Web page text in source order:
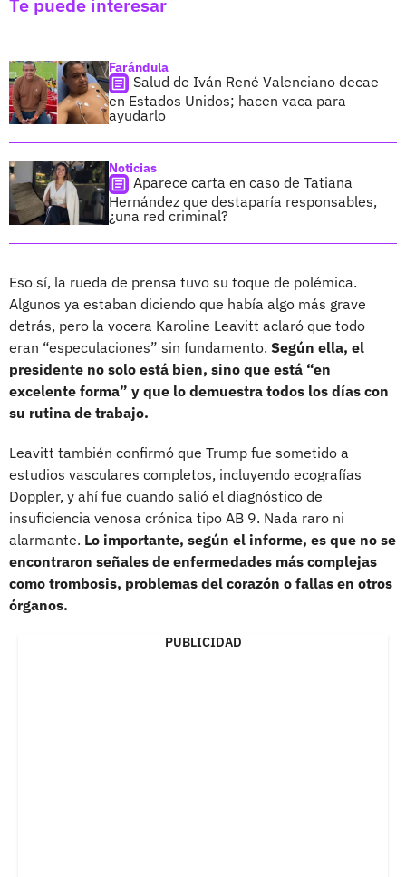
Farándula
Salud de Iván René Valenciano decae
en Estados Unidos; hacen vaca para
ayudarlo
Noticias
Aparece carta en caso de Tatiana
Hernández que destaparía responsables,
¿una red criminal?
Eso sí, la rueda de prensa tuvo su toque de polémica.
Algunos ya estaban diciendo que había algo más grave
detrás, pero la vocera Karoline Leavitt aclaró que todo
eran “especulaciones” sin fundamento. Según ella, el
presidente no solo está bien, sino que está “en
excelente forma” y que lo demuestra todos los días con
su rutina de trabajo.
Leavitt también confirmó que Trump fue sometido a
estudios vasculares completos, incluyendo ecografías
Doppler, y ahí fue cuando salió el diagnóstico de
insuficiencia venosa crónica tipo AB 9. Nada raro ni
alarmante. Lo importante, según el informe, es que no se
encontraron señales de enfermedades más complejas
como trombosis, problemas del corazón o fallas en otros
órganos.
PUBLICIDAD